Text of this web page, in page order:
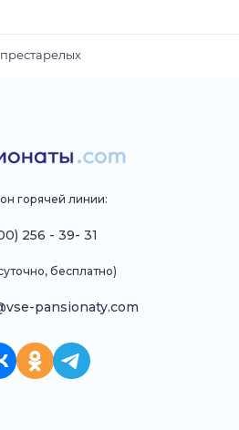
горячей линии:
256 - 39- 31
бесплатно)
pansionaty.com